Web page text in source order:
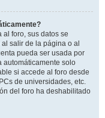
foro, sus datos se
salir de la página o al
pueda ser usada por
automáticamente solo
si accede al foro desde
de universidades, etc.
del foro ha deshabilitado